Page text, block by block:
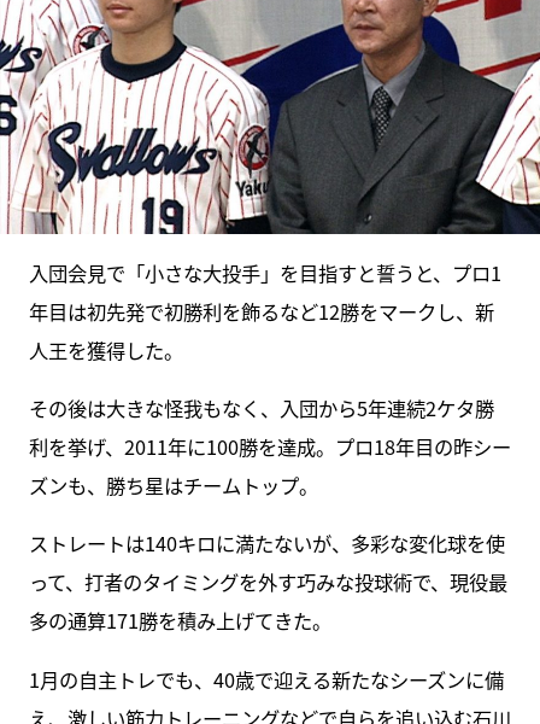
入団会見で「小さな大投手」を目指すと誓うと、プロ1
年目は初先発で初勝利を飾るなど12勝をマークし、新
人王を獲得した。
その後は大きな怪我もなく、入団から5年連続2ケタ勝
利を挙げ、2011年に100勝を達成。プロ18年目の昨シー
ズンも、勝ち星はチームトップ。
ストレートは140キロに満たないが、多彩な変化球を使
って、打者のタイミングを外す巧みな投球術で、現役最
多の通算171勝を積み上げてきた。
1月の自主トレでも、40歳で迎える新たなシーズンに備
え、激しい筋力トレーニングなどで自らを追い込む石川